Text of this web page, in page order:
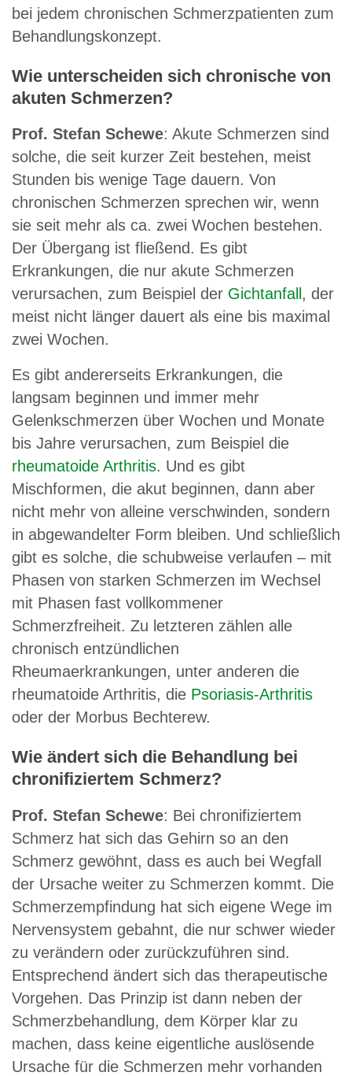
bei jedem chronischen Schmerzpatienten zum
Behandlungskonzept.
Wie unterscheiden sich chronische von
akuten Schmerzen?
Prof. Stefan Schewe: Akute Schmerzen sind
solche, die seit kurzer Zeit bestehen, meist
Stunden bis wenige Tage dauern. Von
chronischen Schmerzen sprechen wir, wenn
sie seit mehr als ca. zwei Wochen bestehen.
Der Übergang ist fließend. Es gibt
Erkrankungen, die nur akute Schmerzen
verursachen, zum Beispiel der Gichtanfall , der
meist nicht länger dauert als eine bis maximal
zwei Wochen.
Es gibt andererseits Erkrankungen, die
langsam beginnen und immer mehr
Gelenkschmerzen über Wochen und Monate
bis Jahre verursachen, zum Beispiel die
rheumatoide Arthritis. Und es gibt
Mischformen, die akut beginnen, dann aber
nicht mehr von alleine verschwinden, sondern
in abgewandelter Form bleiben. Und schließlich
gibt es solche, die schubweise verlaufen – mit
Phasen von starken Schmerzen im Wechsel
mit Phasen fast vollkommener
Schmerzfreiheit. Zu letzteren zählen alle
chronisch entzündlichen
Rheumaerkrankungen, unter anderen die
rheumatoide Arthritis, die Psoriasis-Arthritis
oder der Morbus Bechterew.
Wie ändert sich die Behandlung bei
chronifiziertem Schmerz?
Prof. Stefan Schewe: Bei chronifiziertem
Schmerz hat sich das Gehirn so an den
Schmerz gewöhnt, dass es auch bei Wegfall
der Ursache weiter zu Schmerzen kommt. Die
Schmerzempfindung hat sich eigene Wege im
Nervensystem gebahnt, die nur schwer wieder
zu verändern oder zurückzuführen sind.
Entsprechend ändert sich das therapeutische
Vorgehen. Das Prinzip ist dann neben der
Schmerzbehandlung, dem Körper klar zu
machen, dass keine eigentliche auslösende
Ursache für die Schmerzen mehr vorhanden